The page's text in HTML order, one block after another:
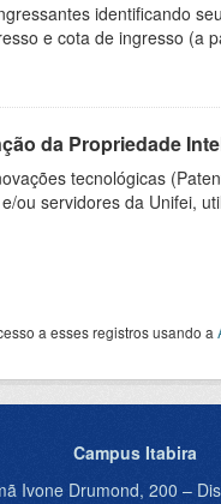
identificando
e cota de ingresso (a
da Propriedade
tecnológicas
ou servidores da Unifei,
a esses registros usando a
Campus Itabira
Ivone Drumond, 200 –